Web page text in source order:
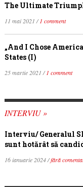
The Ultimate
11 mai 2021 /1 comment
„And I Chose
States (I)
25 martie 2021 /1 comment
INTERVIU »
Interviu/ Generalul
sunt hotărât să
16 ianuarie 2024 /fără